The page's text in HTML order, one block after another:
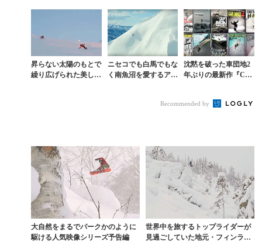
昇らない太陽のもとで
繰り広げられた美しす
ニセコでも白馬でもな
く南魚沼を愛するアン
沈黙を破った車団地2
年ぶりの最新作『CA
Recommended by
大自然をまるでパークかのように
駆ける人気映像シリーズ予告編
世界中を旅するトップライダーが
見過ごしていた地元・フィンラン